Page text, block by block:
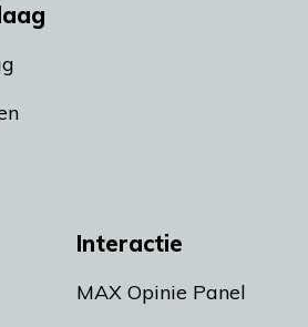
Interactie
MAX Opinie Panel